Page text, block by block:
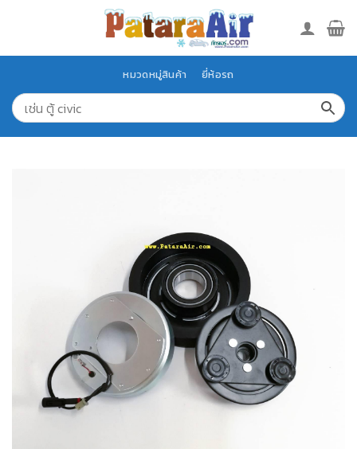
หมวดหมู่สินค้า ยี่ห้อรถ